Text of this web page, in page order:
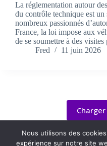
La réglementation autour
du contrôle technique est
nombreux passionnés
France, la loi impose aux
de se soumettre à des
Fred
11 juin 2026
Nous utilisons des
expérience sur notre site